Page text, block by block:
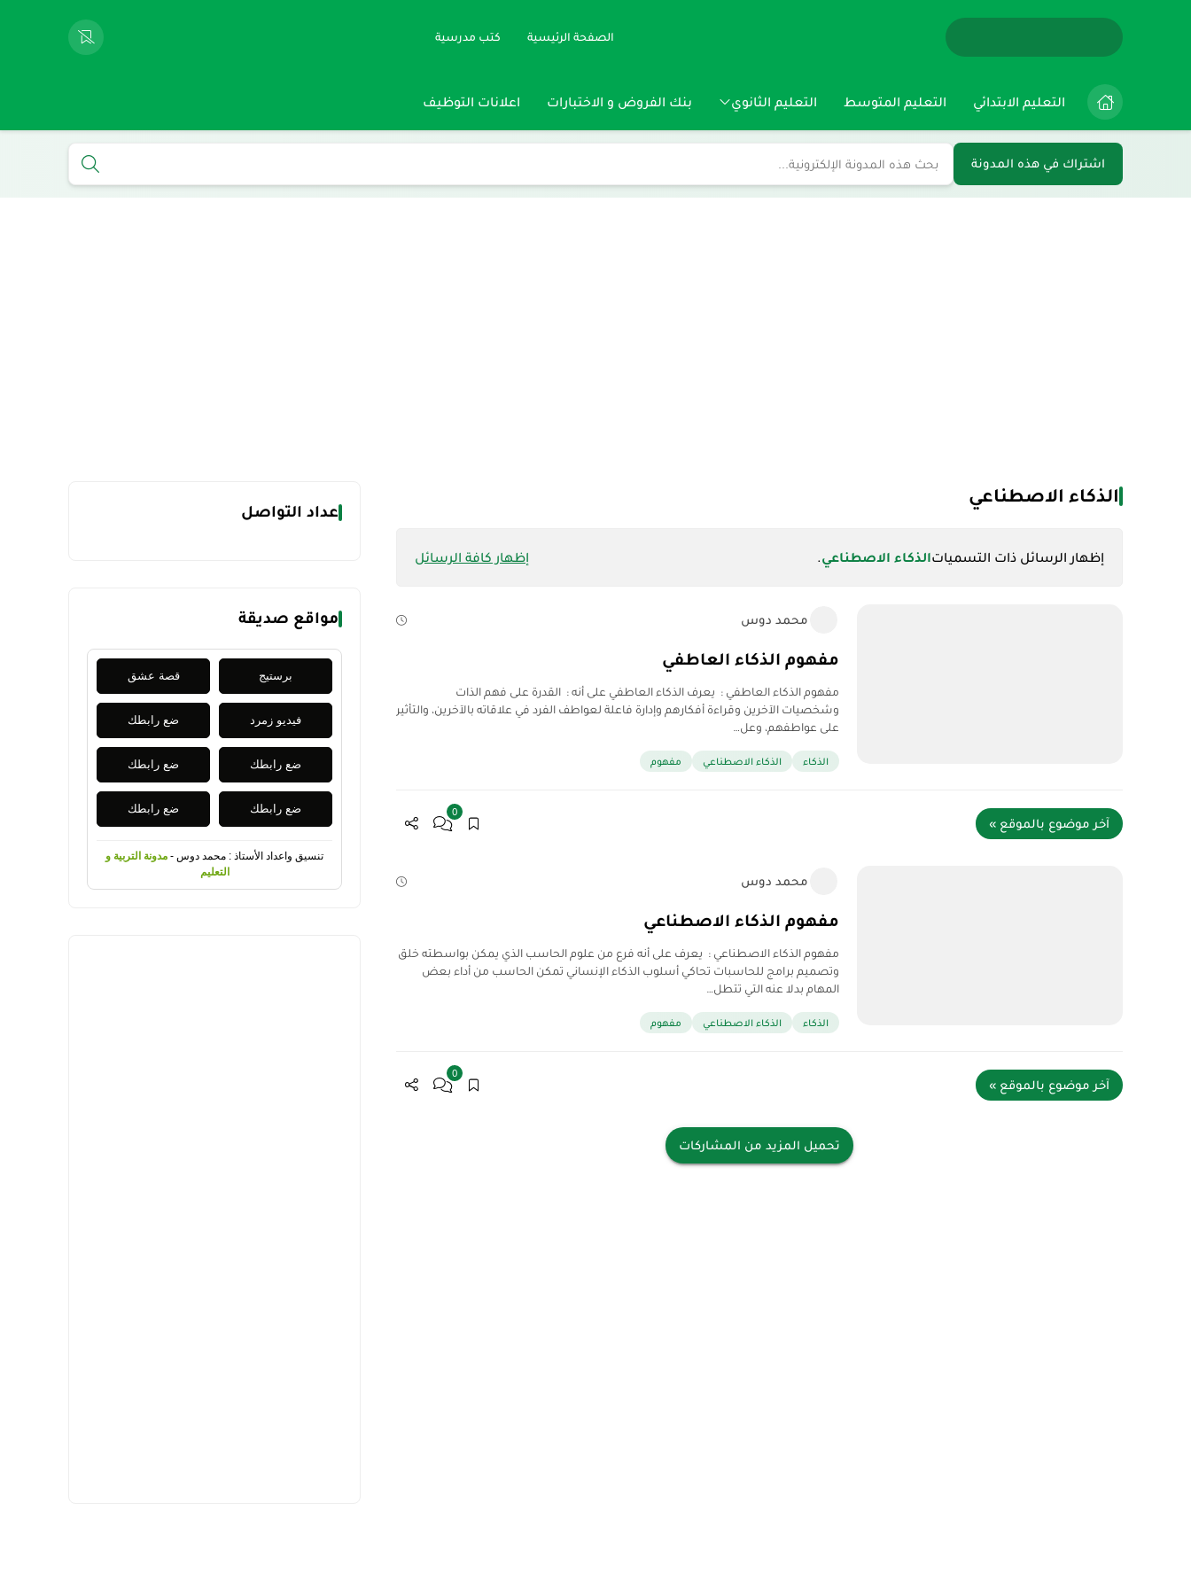
الصفحة الرئيسية كتب مدرسية
التعليم الابتدائي التعليم المتوسط التعليم الثانوي بنك الفروض و الاختبارات اعلانات التوظيف
اشتراك في هذه المدونة
الذكاء الاصطناعي
‏إظهار الرسائل ذات التسمياتالذكاء الاصطناعي. إظهار كافة الرسائل
محمد دوس
مفهوم الذكاء العاطفي
مفهوم الذكاء العاطفي : يعرف الذكاء العاطفي على أنه : القدرة على فهم الذات
وشخصيات الآخرين وقراءة أفكارهم وإدارة فاعلة لعواطف الفرد في علاقاته بالآخرين، والتأثير
على عواطفهم، وعل…
الذكاء الذكاء الاصطناعي مفهوم
آخر موضوع بالموقع »
0
محمد دوس
مفهوم الذكاء الاصطناعي
مفهوم الذكاء الاصطناعي : يعرف على أنه فرع من علوم الحاسب الذي يمكن بواسطته خلق
وتصميم برامج للحاسبات تحاكي أسلوب الذكاء الإنساني تمكن الحاسب من أداء بعض
المهام بدلا عنه التي تتطل…
الذكاء الذكاء الاصطناعي مفهوم
آخر موضوع بالموقع »
0
تحميل المزيد من المشاركات
عداد التواصل
مواقع صديقة
برستيج قصة عشق
فيديو زمرد ضع رابطك
ضع رابطك ضع رابطك
ضع رابطك ضع رابطك
تنسيق واعداد الأستاذ : محمد دوس - مدونة التربية و
التعليم